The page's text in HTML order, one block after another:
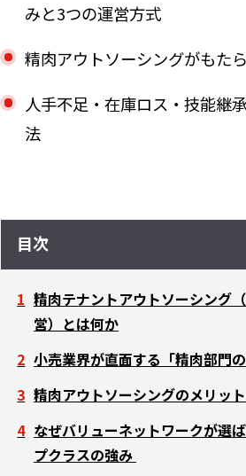
みと3つの運営方式
精肉アウトソーシングがもた
人手不足・在庫ロス・技能継
法
目次
精肉テナントアウトソーシング
営）とは何か
小売業界が直面する「精肉部門の
精肉アウトソーシングのメリッ
なぜバリューネットワークが選
プクラスの強み